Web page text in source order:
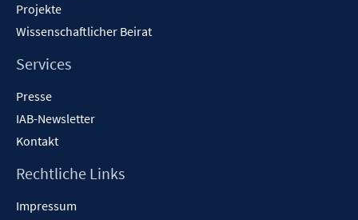
Projekte
Wissenschaftlicher Beirat
Services
Presse
IAB-Newsletter
Kontakt
Rechtliche Links
Impressum